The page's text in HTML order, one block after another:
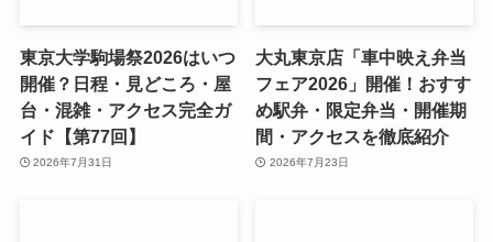
東京大学駒場祭2026はいつ
開催？日程・見どころ・屋
台・混雑・アクセス完全ガ
イド【第77回】
2026年7月31日
大丸東京店「車中映え弁当
フェア2026」開催！おすす
め駅弁・限定弁当・開催期
間・アクセスを徹底紹介
2026年7月23日